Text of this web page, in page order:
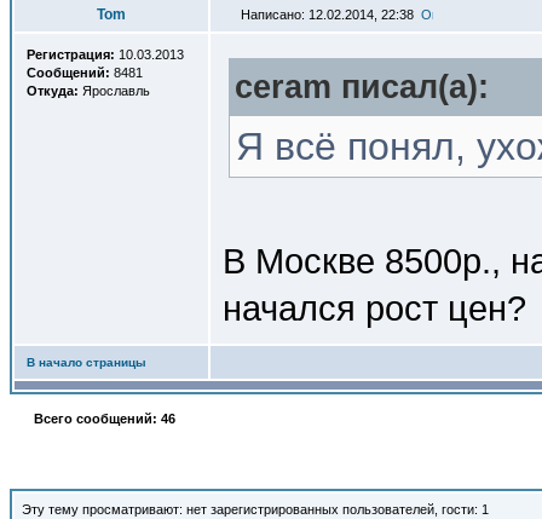
Tom Написано: 12.02.2014, 22:38
Регистрация: 10.03.2013
Сообщений: 8481
Откуда: Ярославль ceram писал(a):
Я всё понял,
В Москве 8500р.,
начался рост цен?
В начало страницы
Всего сообщений: 46
Эту тему просматривают: нет зарегистрированных пользователей, гости: 1